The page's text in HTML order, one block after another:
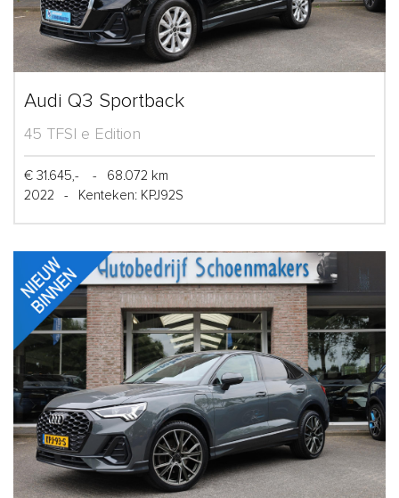
Audi Q3 Sportback
45 TFSI e Edition
€ 31.645,- -
68.072 km
2022
- Kenteken: KPJ92S